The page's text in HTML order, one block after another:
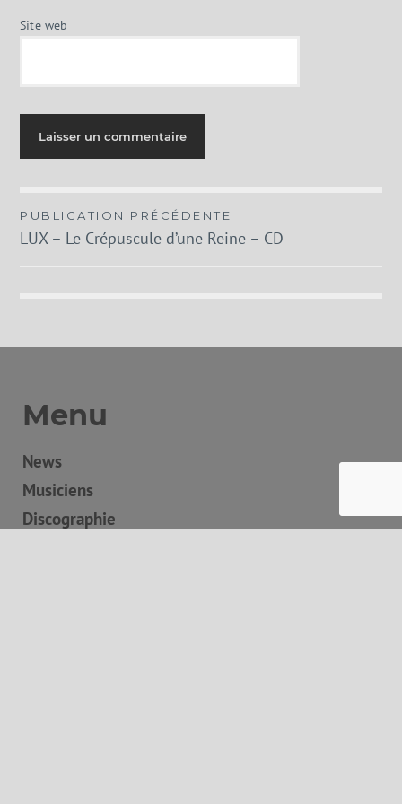
Site web
Navigation
de
PUBLICATION PRÉCÉDENTE
LUX – Le Crépuscule d’une Reine – CD
Menu
News
Musiciens
Discographie